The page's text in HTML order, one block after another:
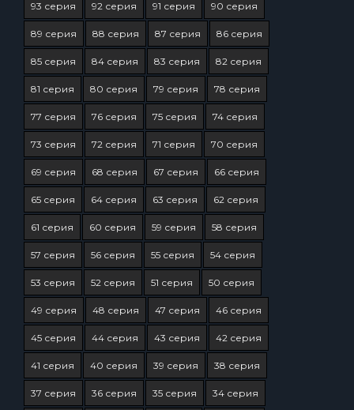
93 серия 92 серия 91 серия 90 серия
89 серия 88 серия 87 серия 86 серия
85 серия 84 серия 83 серия 82 серия
81 серия 80 серия 79 серия 78 серия
77 серия 76 серия 75 серия 74 серия
73 серия 72 серия 71 серия 70 серия
69 серия 68 серия 67 серия 66 серия
65 серия 64 серия 63 серия 62 серия
61 серия 60 серия 59 серия 58 серия
57 серия 56 серия 55 серия 54 серия
53 серия 52 серия 51 серия 50 серия
49 серия 48 серия 47 серия 46 серия
45 серия 44 серия 43 серия 42 серия
41 серия 40 серия 39 серия 38 серия
37 серия 36 серия 35 серия 34 серия